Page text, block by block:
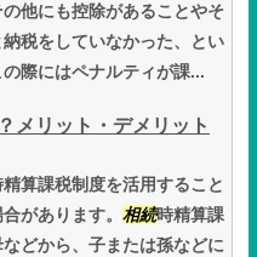
他にも控除があることやそ
税をしていなかった、とい
際にはペナルティが課...
メリット・デメリット
精算課税制度を活用すること
があります。 相続時精算課
どから、子または孫などに